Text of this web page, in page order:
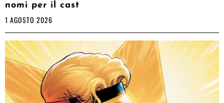
nomi per il cast
1 AGOSTO 2026